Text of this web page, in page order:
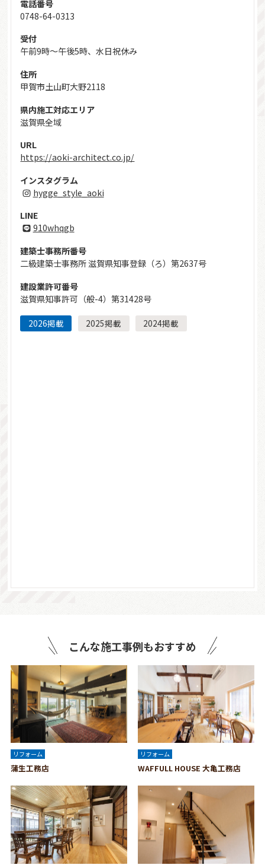
ホーム
新築
電話番号
0748-64-0313
受付
午前9時〜午後5時、水日祝休み
住所
甲賀市土山町大野2118
県内施工対応エリア
滋賀県全域
URL
https://aoki-architect.co.jp/
インスタグラム
hygge_style_aoki
LINE
910whqgb
建築士事務所番号
二級建築士事務所 滋賀県知事登録（ろ）第2637号
建設業許可番号
滋賀県知事許可（般-4）第31428号
2026掲載 2025掲載 2024掲載
こんな施工事例もおすすめ
リフォーム
蒲生工務店
リフォーム
WAFFULL HOUSE 大亀工務店